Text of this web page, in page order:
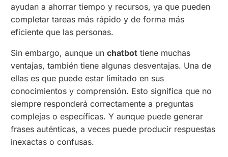
ayudan a ahorrar tiempo y recursos, ya que pueden
completar tareas más rápido y de forma más
eficiente que las personas.
Sin embargo, aunque unchatbot tiene muchas
ventajas, también tiene algunas desventajas. Una de
ellas es que puede estar limitado en sus
conocimientos y comprensión. Esto significa que no
siempre responderá correctamente a preguntas
complejas o específicas. Y aunque puede generar
frases auténticas, a veces puede producir respuestas
inexactas o confusas.